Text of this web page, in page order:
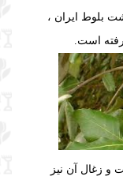
بلوط ایران ،
است.
زغال آن نیز